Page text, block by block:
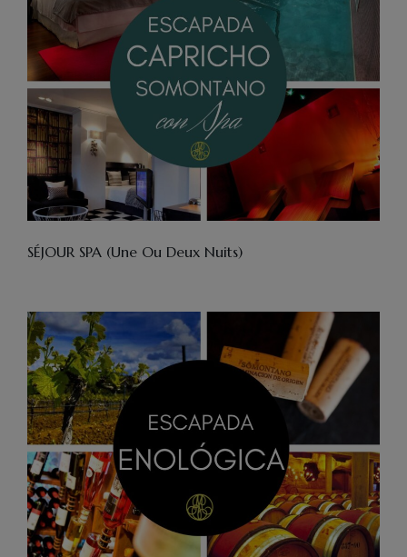
SÉJOUR SPA (Une Ou Deux Nuits)